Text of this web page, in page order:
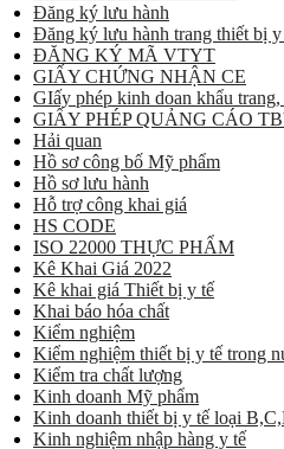
Đăng ký lưu hành
Đăng ký lưu hành trang thiết bị
ĐĂNG KÝ MÃ VTYT
GIẤY CHỨNG NHẬN CE
GIấy phép kinh doan khẩu
GIẤY PHÉP QUẢNG CÁO
Hải quan
Hồ sơ công bố Mỹ phẩm
Hồ sơ lưu hành
Hỗ trợ công khai giá
HS CODE
ISO 22000 THỰC PHẨM
Kê Khai Giá 2022
Kê khai giá Thiết bị y tế
Khai báo hóa chất
Kiểm nghiệm
Kiểm nghiệm thiết bị y tế trong
Kiểm tra chất lượng
Kinh doanh Mỹ phẩm
Kinh doanh thiết bị y tế loại
Kinh nghiệm nhập hàng y tế